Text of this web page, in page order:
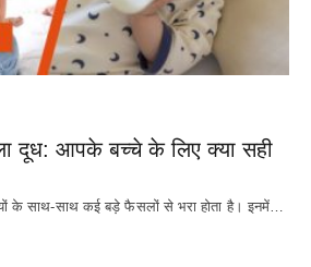
दूध: आपके बच्चे के लिए क्या सही
के साथ-साथ कई बड़े फैसलों से भरा होता है। इनमें…